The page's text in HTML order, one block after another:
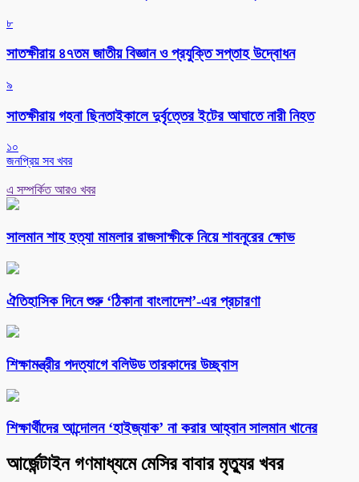
৮
সাতক্ষীরায় ৪৭তম জাতীয় বিজ্ঞান ও প্রযুক্তি সপ্তাহ উদ্বোধন
৯
সাতক্ষীরায় গহনা ছিনতাইকালে দুর্বৃত্তের ইটের আঘাতে নারী নিহত
১০
জনপ্রিয় সব খবর
এ সম্পর্কিত আরও খবর
সালমান শাহ হত্যা মামলার রাজসাক্ষীকে নিয়ে শাবনূরের ক্ষোভ
ঐতিহাসিক দিনে শুরু ‘ঠিকানা বাংলাদেশ’-এর প্রচারণা
শিক্ষামন্ত্রীর পদত্যাগে বলিউড তারকাদের উচ্ছ্বাস
শিক্ষার্থীদের আন্দোলন ‘হাইজ্যাক’ না করার আহ্বান সালমান খানের
আর্জেন্টাইন গণমাধ্যমে মেসির বাবার মৃত্যুর খবর